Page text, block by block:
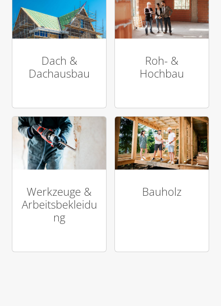
Dach &
Dachausbau
Roh- &
Hochbau
Werkzeuge &
Arbeitsbekleidu
ng
Bauholz